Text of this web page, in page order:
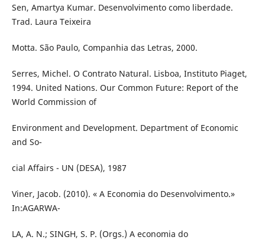
Sen, Amartya Kumar. Desenvolvimento como liberdade.
Trad. Laura Teixeira
Motta. São Paulo, Companhia das Letras, 2000.
Serres, Michel. O Contrato Natural. Lisboa, Instituto Piaget,
1994. United Nations. Our Common Future: Report of the
World Commission of
Environment and Development. Department of Economic
and So-
cial Affairs - UN (DESA), 1987
Viner, Jacob. (2010). « A Economia do Desenvolvimento.»
In:AGARWA-
LA, A. N.; SINGH, S. P. (Orgs.) A economia do